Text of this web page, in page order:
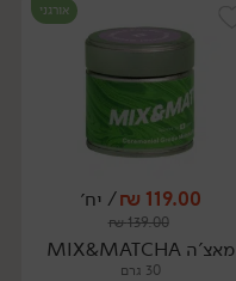
יח׳
אורגני
119.00
₪/ יח׳
139.00
₪
מאצ'ה MIX&MATCHA
30 גרם